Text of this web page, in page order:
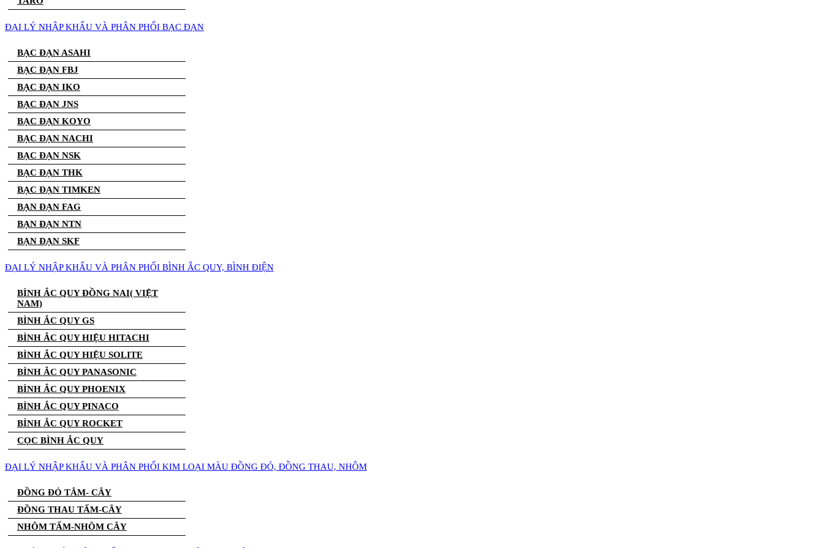
ĐẠI LÝ NHẬP KHẨU VÀ PHÂN PHỐI BẠC ĐẠN
BẠC ĐẠN ASAHI
BẠC ĐẠN FBJ
BẠC ĐẠN IKO
BẠC ĐẠN JNS
BẠC ĐẠN KOYO
BẠC ĐẠN NACHI
BẠC ĐẠN NSK
BẠC ĐẠN THK
BẠC ĐẠN TIMKEN
BẠN ĐẠN FAG
BẠN ĐẠN NTN
BẠN ĐẠN SKF
ĐẠI LÝ NHẬP KHẨU VÀ PHÂN PHỐI BÌNH ẮC QUY, BÌNH ĐIỆN
BÌNH ẮC QUY ĐỒNG NAI( VIỆT
NAM)
BÌNH ẮC QUY GS
BÌNH ẮC QUY HIỆU HITACHI
BÌNH ẮC QUY HIỆU SOLITE
BÌNH ẮC QUY PANASONIC
BÌNH ẮC QUY PHOENIX
BÌNH ẮC QUY PINACO
BÌNH ẮC QUY ROCKET
CỌC BÌNH ẮC QUY
ĐẠI LÝ NHẬP KHẨU VÀ PHÂN PHỐI KIM LOẠI MÀU ĐỒNG ĐỎ, ĐỒNG THAU, NHÔM
ĐỒNG ĐỎ TÂM- CÂY
ĐỒNG THAU TẤM-CÂY
NHÔM TẤM-NHÔM CÂY